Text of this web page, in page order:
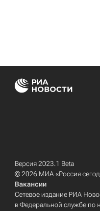
Версия 2023.1 Beta
© 2026 МИА «Россия
Вакансии
Сетевое издание РИА
в Федеральной службе по